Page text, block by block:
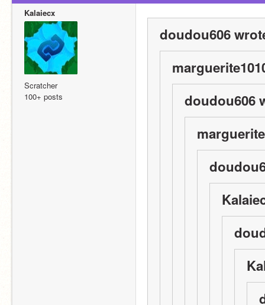
Kalaiecx
Scratcher
100+ posts
doudou606
doudou606